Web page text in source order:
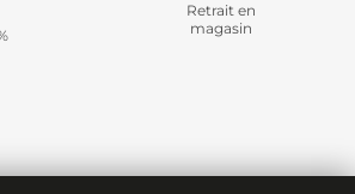
Retrait en
magasin